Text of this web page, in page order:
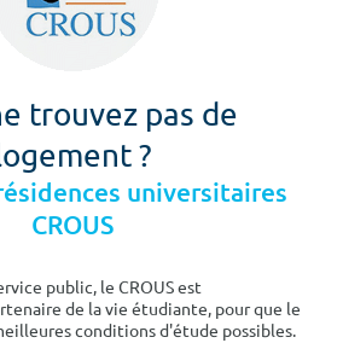
trouvez pas de
?
universitaires
CROUS
public, le CROUS est
de la vie étudiante, pour que le
conditions d'étude possibles.